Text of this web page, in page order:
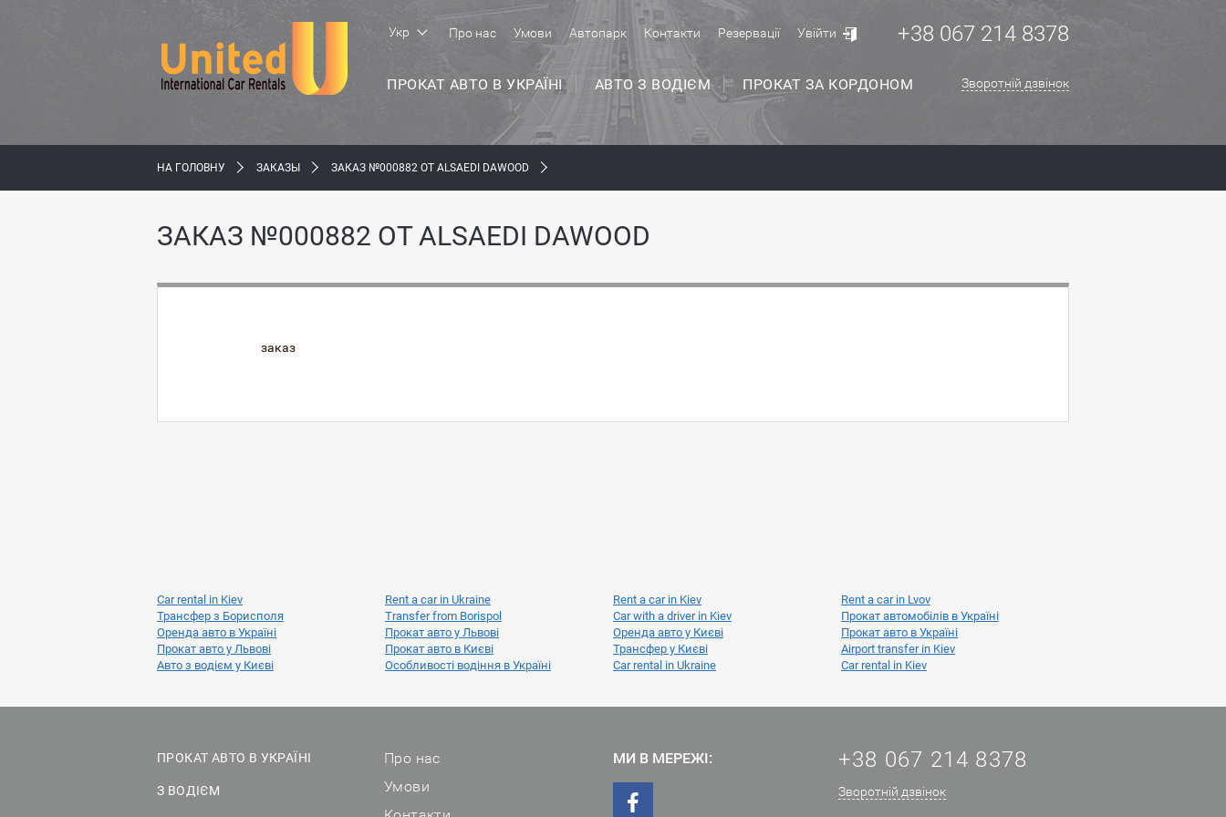
Укр
ПРОКАТ АВТО В УКРАЇНІ АВТО З ВОДІЄМ ПРОКАТ ЗА КОРДОНОМ
Про нас Умови Автопарк Контакти Резервації Увійти +38 067 214 8378
Зворотній дзвінок
НА ГОЛОВНУ ЗАКАЗЫ ЗАКАЗ №000882 ОТ ALSAEDI DAWOOD
ЗАКАЗ №000882 ОТ ALSAEDI DAWOOD
заказ
Car rental in Kiev Rent a car in Ukraine Rent a car in Kiev
Rent a car in Lvov
Трансфер з Борисполя
Transfer from Borispol Car with a driver in Kiev
Прокат автомобілів в Україні
Оренда авто в Україні
Прокат авто у Львові Оренда авто у Києві
Прокат авто в Україні
Прокат авто у Львові
Прокат авто в Києві Трансфер у Києві
Airport transfer in Kiev
Авто з водієм у Києві
Особливості водіння в Україні Car rental in Ukraine Car rental in Kiev
ПРОКАТ АВТО В УКРАЇНІ
З ВОДІЄМ
Про нас
Умови
МИ В МЕРЕЖІ: +38 067 214 8378
Зворотній дзвінок